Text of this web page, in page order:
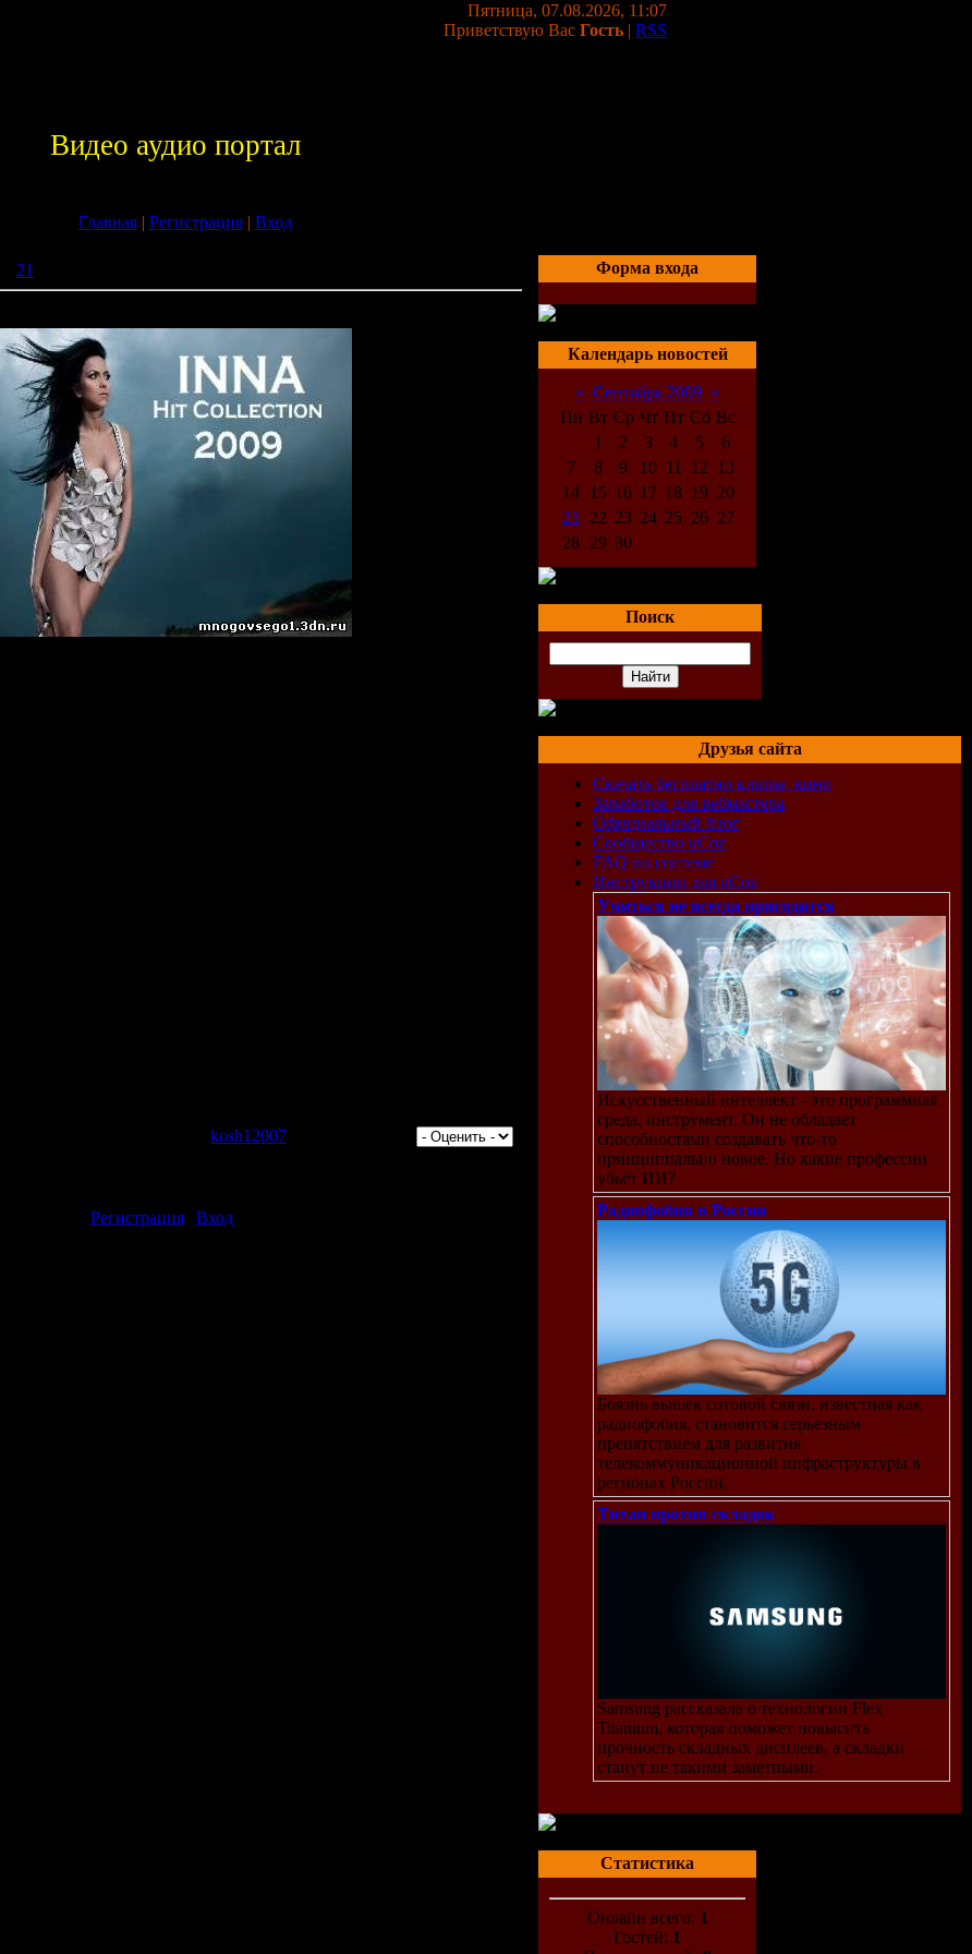
Пятница, 07.08.2026, 11:07
Приветствую Вас Гость | RSS
Видео аудио портал
Главная| Регистрация| Вход
21
kosh12007
Регистрация| Вход]
Форма входа
Календарь новостей
« Сентябрь 2009 »
Пн Вт Ср Чт Пт Сб Вс
1
2 3 4 5
6
7
8 9 10 11 12
13
14
15 16 17 18 19 20
21
22 23 24 25 26 27
28 29 30
Поиск
Друзья сайта
Скачать бесплатно клипы, кино
Заработок для вебмастера
Официальный блог
Сообщество uCoz
FAQ по системе
Инструкции для uCoz
Учиться не всегда пригодится
Искусственный интеллект - это программная
среда, инструмент. Он не обладает
способностями создавать что-то
принципиально новое. Но какие профессии
убьёт ИИ?
Радиофобия в России
Боязнь вышек сотовой связи, известная как
радиофобия, становится серьезным
препятствием для развития
телекоммуникационной инфраструктуры в
регионах России.
Титан против складок
Samsung рассказала о технологии Flex
Titanium, которая поможет повысить
прочность складных дисплеев, а складки
станут не такими заметными.
Статистика
Онлайн всего: 1
Гостей: 1